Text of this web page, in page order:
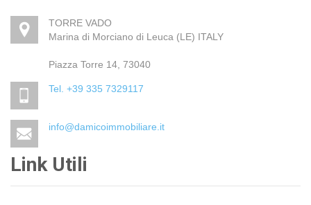
TORRE VADO
Marina di Morciano di Leuca (LE) ITALY
Piazza Torre 14, 73040
Tel. +39 335 7329117
info@damicoimmobiliare.it
Link Utili